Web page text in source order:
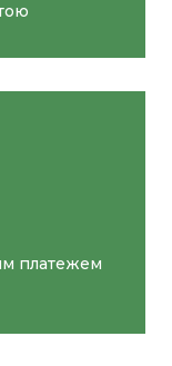
платежем